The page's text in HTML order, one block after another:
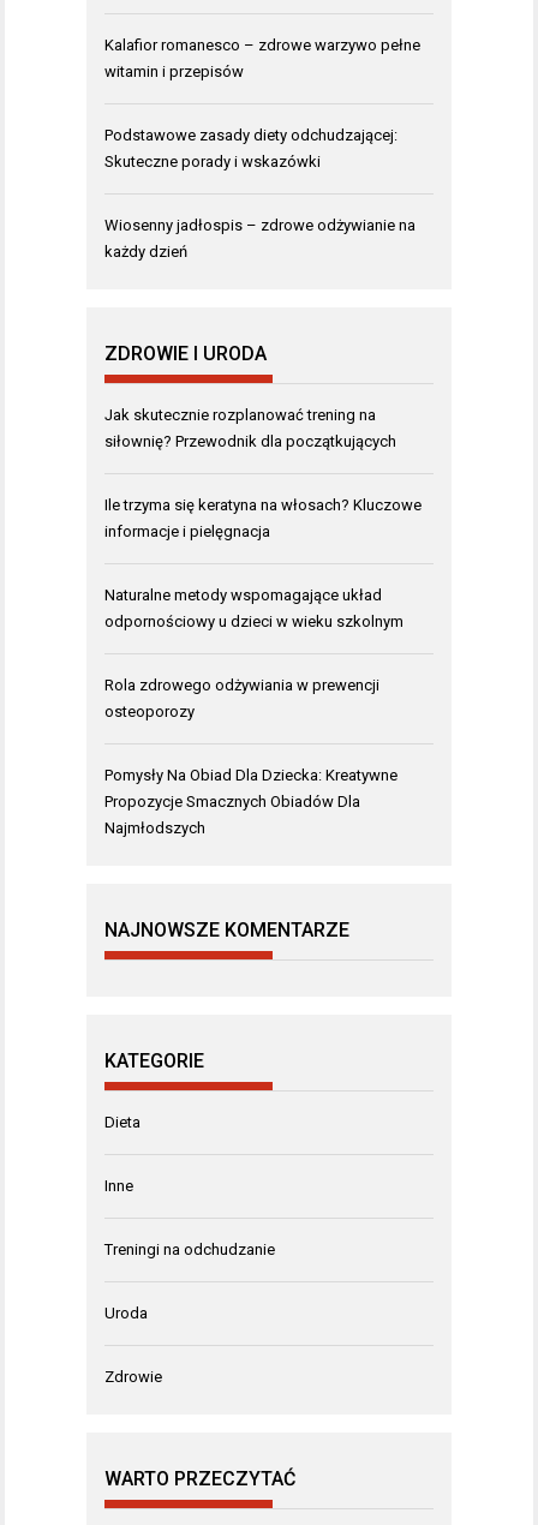
Kalafior romanesco – zdrowe warzywo pełne
witamin i przepisów
Podstawowe zasady diety odchudzającej:
Skuteczne porady i wskazówki
Wiosenny jadłospis – zdrowe odżywianie na
każdy dzień
ZDROWIE I URODA
Jak skutecznie rozplanować trening na
siłownię? Przewodnik dla początkujących
Ile trzyma się keratyna na włosach? Kluczowe
informacje i pielęgnacja
Naturalne metody wspomagające układ
odpornościowy u dzieci w wieku szkolnym
Rola zdrowego odżywiania w prewencji
osteoporozy
Pomysły Na Obiad Dla Dziecka: Kreatywne
Propozycje Smacznych Obiadów Dla
Najmłodszych
NAJNOWSZE KOMENTARZE
KATEGORIE
Dieta
Inne
Treningi na odchudzanie
Uroda
Zdrowie
WARTO PRZECZYTAĆ